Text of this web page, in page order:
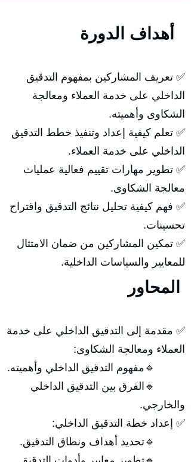
✅ تعريف المشاركين بمفهوم التدقيق
الداخلي على خدمة العملاء ومعالجة
الشكاوى وأهميته.
✅ تعلم كيفية إعداد وتنفيذ خطط التدقيق
الداخلي على خدمة العملاء.
✅ تطوير مهارات تقييم فعالية عمليات
معالجة الشكاوى.
✅ فهم كيفية تحليل نتائج التدقيق واقتراح
تحسينات.
✅ تمكين المشاركين من ضمان الامتثال
للمعايير والسياسات الداخلية.
✅ مقدمة إلى التدقيق الداخلي على خدمة
العملاء ومعالجة الشكاوى:
🔹مفهوم التدقيق الداخلي وأهميته.
🔹الفرق بين التدقيق الداخلي
والخارجي.
✅ إعداد خطة التدقيق الداخلي:
🔹تحديد أهداف ونطاق التدقيق.